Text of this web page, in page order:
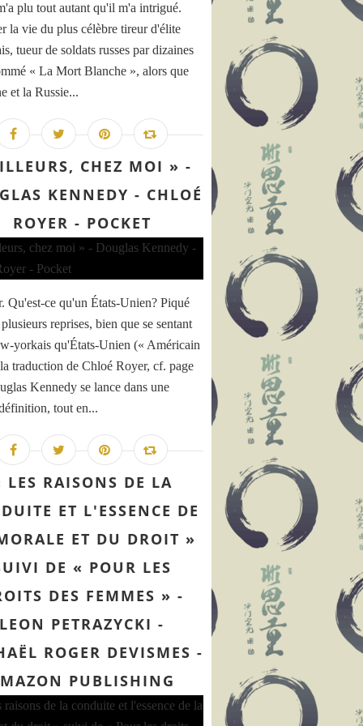
plu tout autant qu'il m'a intrigué.
la vie du plus célèbre tireur d'élite
tueur de soldats russes par dizaines
« La Mort Blanche », alors que
et la Russie...
CHEZ MOI » -
KENNEDY - CHLOÉ
ROYER - POCKET
Qu'est-ce qu'un États-Unien? Piqué
reprises, bien que se sentant
yorkais qu'États-Unien (« Américain
traduction de Chloé Royer, cf. page
Kennedy se lance dans une
tout en...
LES RAISONS DE LA
ET L'ESSENCE DE
ET DU DROIT »
DE « POUR LES
DES FEMMES » -
LEON PETRAZYCKI -
ROGER DEVISMES -
PUBLISHING